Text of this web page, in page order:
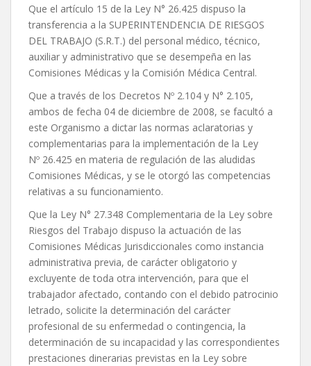
Que el artículo 15 de la Ley N° 26.425 dispuso la
transferencia a la SUPERINTENDENCIA DE RIESGOS
DEL TRABAJO (S.R.T.) del personal médico, técnico,
auxiliar y administrativo que se desempeña en las
Comisiones Médicas y la Comisión Médica Central.
Que a través de los Decretos Nº 2.104 y N° 2.105,
ambos de fecha 04 de diciembre de 2008, se facultó a
este Organismo a dictar las normas aclaratorias y
complementarias para la implementación de la Ley
Nº 26.425 en materia de regulación de las aludidas
Comisiones Médicas, y se le otorgó las competencias
relativas a su funcionamiento.
Que la Ley N° 27.348 Complementaria de la Ley sobre
Riesgos del Trabajo dispuso la actuación de las
Comisiones Médicas Jurisdiccionales como instancia
administrativa previa, de carácter obligatorio y
excluyente de toda otra intervención, para que el
trabajador afectado, contando con el debido patrocinio
letrado, solicite la determinación del carácter
profesional de su enfermedad o contingencia, la
determinación de su incapacidad y las correspondientes
prestaciones dinerarias previstas en la Ley sobre